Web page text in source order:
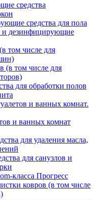
средства
средства для пола
и дезинфицирующие
том числе для
(в том числе для
для обработки полов
и ванных комнат.
и ванных комнат
для удаления масла,
для санузлов и
класса Прогресс
ковров (в том числе